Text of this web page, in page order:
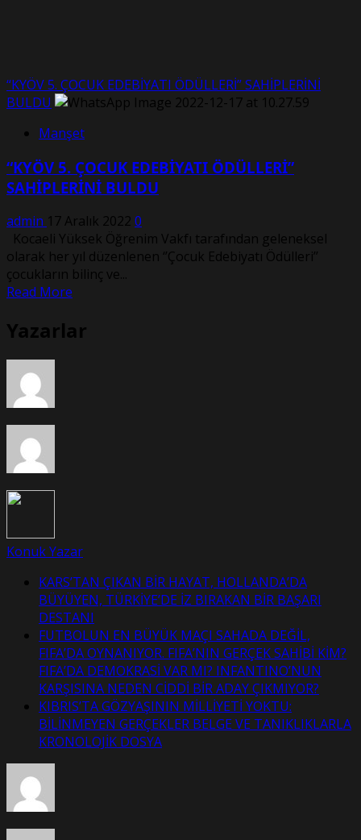
“KYÖV 5. ÇOCUK EDEBİYATI ÖDÜLLERİ” SAHİPLERİNİ
BULDU
Manşet
“KYÖV 5. ÇOCUK EDEBİYATI ÖDÜLLERİ”
SAHİPLERİNİ BULDU
admin 17 Aralık 2022 0
Kocaeli Yüksek Öğrenim Vakfı tarafından geleneksel
olarak her yıl düzenlenen ‘’Çocuk Edebiyatı Ödülleri’’
çocukların bilinç ve...
Read More
about
Yazarlar
Konuk Yazar
KARS’TAN ÇIKAN BİR HAYAT, HOLLANDA’DA
BÜYÜYEN, TÜRKİYE’DE İZ BIRAKAN BİR BAŞARI
DESTANI
FUTBOLUN EN BÜYÜK MAÇI SAHADA DEĞİL,
FIFA’DA OYNANIYOR. FIFA’NIN GERÇEK SAHİBİ KİM?
FIFA’DA DEMOKRASİ VAR MI? INFANTINO’NUN
KARŞISINA NEDEN CİDDİ BİR ADAY ÇIKMIYOR?
KIBRIS’TA GÖZYAŞININ MİLLİYETİ YOKTU:
BİLİNMEYEN GERÇEKLER BELGE VE TANIKLIKLARLA
KRONOLOJİK DOSYA